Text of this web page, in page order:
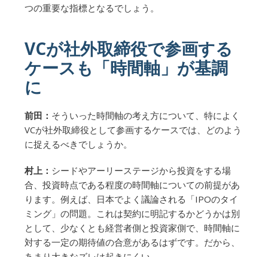
つの重要な指標となるでしょう。
VCが社外取締役で参画する
ケースも「時間軸」が基調
に
前田： そういった時間軸の考え方について、特によく
VCが社外取締役として参画するケースでは、どのよう
に捉えるべきでしょうか。
村上： シードやアーリーステージから投資をする場
合、投資時点である程度の時間軸についての前提があ
ります。例えば、日本でよく議論される「IPOのタイ
ミング」の問題。これは契約に明記するかどうかは別
として、少なくとも経営者側と投資家側で、時間軸に
対する一定の期待値の合意があるはずです。だから、